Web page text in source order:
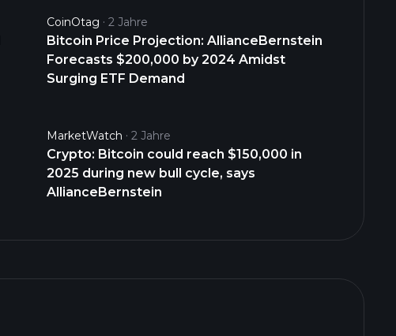
CoinOtag 2 Jahre
Bitcoin Price Projection: AllianceBernstein
Forecasts $200,000 by 2024 Amidst
Surging ETF Demand
MarketWatch 2 Jahre
Crypto: Bitcoin could reach $150,000 in
2025 during new bull cycle, says
AllianceBernstein